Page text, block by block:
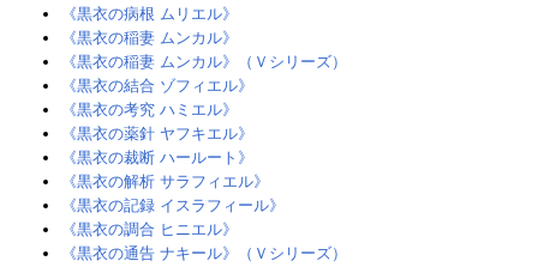
《黒衣の病根 ムリエル》
《黒衣の稲妻 ムンカル》
《黒衣の稲妻 ムンカル》（Ｖシリーズ）
《黒衣の結合 ゾフィエル》
《黒衣の考究 ハミエル》
《黒衣の薬針 ヤフキエル》
《黒衣の裁断 ハールート》
《黒衣の解析 サラフィエル》
《黒衣の記録 イスラフィール》
《黒衣の調合 ヒニエル》
《黒衣の通告 ナキール》（Ｖシリーズ）